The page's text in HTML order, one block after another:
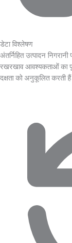
डेटा विश्लेषण
अंतर्निहित उत्पादन
रखरखाव आवश्यकताओं का
दक्षता को अनुकूलित करती